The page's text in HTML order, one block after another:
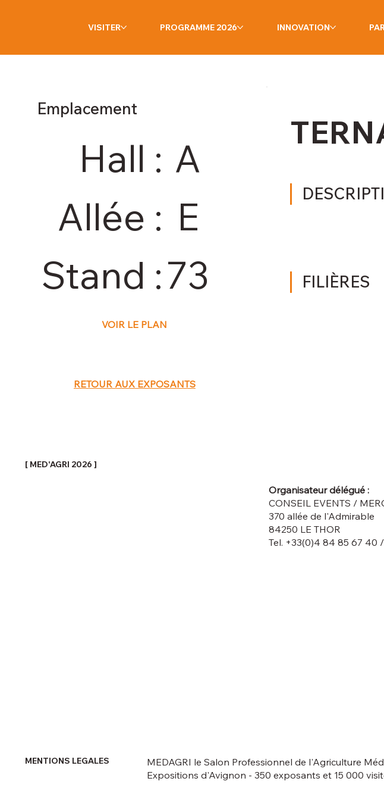
VISITER PROGRAMME 2026 INNOVATION
FILIÈRES
Hall :
Allée :
Stand :
A
E
73
VOIR LE PLAN
Emplacement
RETOUR AUX EXPOSANTS
[ MED'AGRI 2026 ]
MENTIONS LEGALES
MEDAGRI le Salon Professionnel de l'Agriculture
Expositions d'Avignon - 350 exposants et 15 000
Organisateur délégué :
CONSEIL EVENTS /
370 allée de l'Admirable
84250 LE THOR
Tel. +33(0)4 84 85 67 40 /